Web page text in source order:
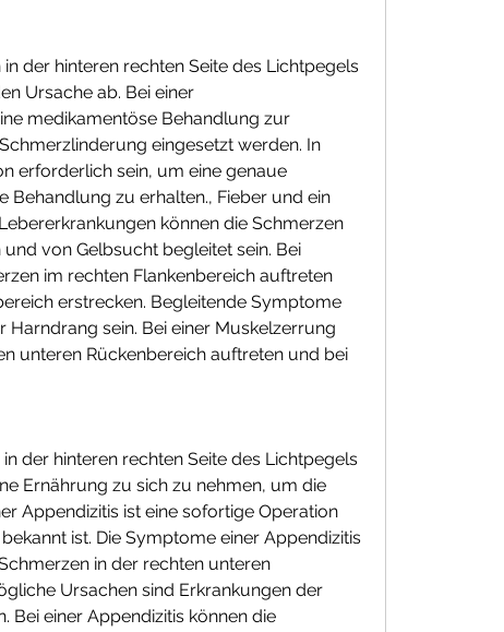
der hinteren rechten Seite des Lichtpegels
Ursache ab. Bei einer
medikamentöse Behandlung zur
eingesetzt werden. In
erforderlich sein, um eine genaue
Behandlung zu erhalten., Fieber und ein
können die Schmerzen
von Gelbsucht begleitet sein. Bei
im rechten Flankenbereich auftreten
erstrecken. Begleitende Symptome
sein. Bei einer Muskelzerrung
unteren Rückenbereich auftreten und bei
der hinteren rechten Seite des Lichtpegels
Ernährung zu sich zu nehmen, um die
Appendizitis ist eine sofortige Operation
ist. Die Symptome einer Appendizitis
in der rechten unteren
Ursachen sind Erkrankungen der
Bei einer Appendizitis können die